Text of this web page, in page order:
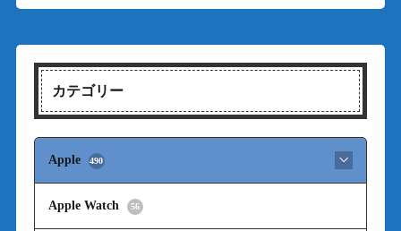
カテゴリー
Apple 490
Apple Watch 56